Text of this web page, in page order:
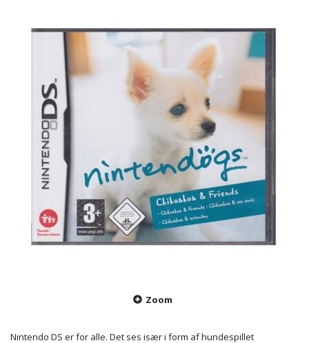
Zoom
Nintendo DS er for alle. Det ses især i form af hundespillet